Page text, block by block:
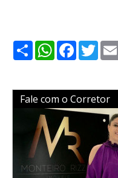
ShareWhatsApp
Fale com o Corretor